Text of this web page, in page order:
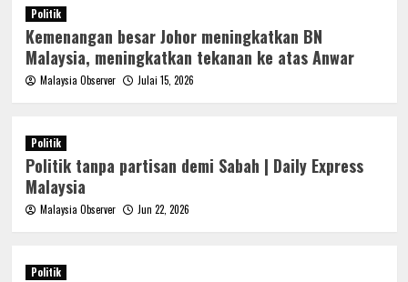
Politik
Kemenangan besar Johor meningkatkan BN
Malaysia, meningkatkan tekanan ke atas Anwar
Malaysia Observer Julai 15, 2026
Politik
Politik tanpa partisan demi Sabah | Daily Express
Malaysia
Malaysia Observer Jun 22, 2026
Politik